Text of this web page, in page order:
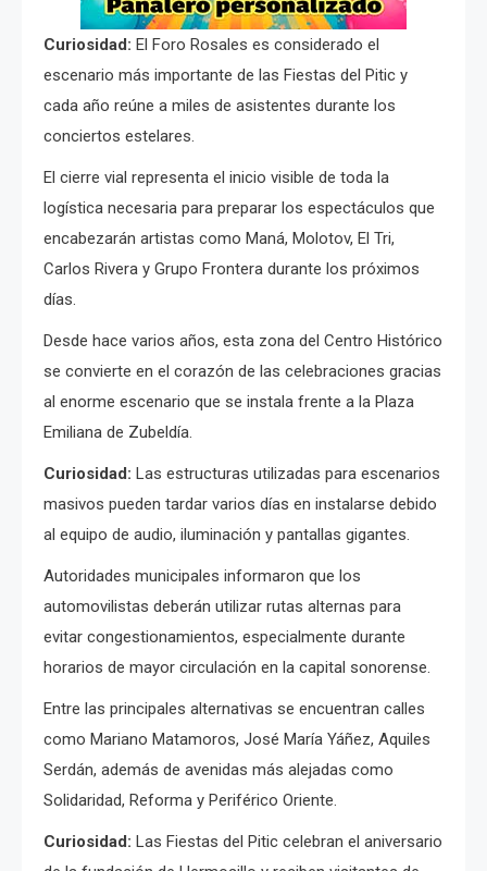
Curiosidad: El Foro Rosales es considerado el
escenario más importante de las Fiestas del Pitic y
cada año reúne a miles de asistentes durante los
conciertos estelares.
El cierre vial representa el inicio visible de toda la
logística necesaria para preparar los espectáculos que
encabezarán artistas como Maná, Molotov, El Tri,
Carlos Rivera y Grupo Frontera durante los próximos
días.
Desde hace varios años, esta zona del Centro Histórico
se convierte en el corazón de las celebraciones gracias
al enorme escenario que se instala frente a la Plaza
Emiliana de Zubeldía.
Curiosidad: Las estructuras utilizadas para escenarios
masivos pueden tardar varios días en instalarse debido
al equipo de audio, iluminación y pantallas gigantes.
Autoridades municipales informaron que los
automovilistas deberán utilizar rutas alternas para
evitar congestionamientos, especialmente durante
horarios de mayor circulación en la capital sonorense.
Entre las principales alternativas se encuentran calles
como Mariano Matamoros, José María Yáñez, Aquiles
Serdán, además de avenidas más alejadas como
Solidaridad, Reforma y Periférico Oriente.
Curiosidad: Las Fiestas del Pitic celebran el aniversario